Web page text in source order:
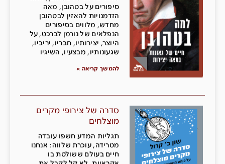
סיפורים על בטהובן, מאה
הזדמנויות להאזין לבטהובן
מחדש, מלווים בסיפורים
הנפלאים של נורמן לברכט, על
היוצר, יצירותיו, חבריו, יריביו,
שגעונותיו, מבצעיו, השיגיו
להמשך קריאה »
סדרה של צירופי מקרים
מוצלחים
תגליות המדע חשפו עובדה
מטרידה, עוכרת שלווה: אנחנו
חיים בעולם ששולטת בו